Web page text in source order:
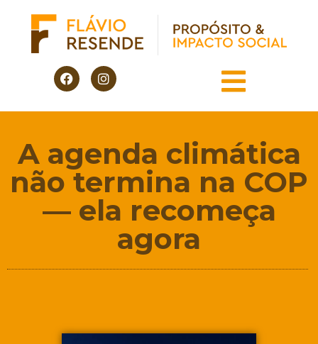
A agenda climática
não termina na COP
— ela recomeça
agora